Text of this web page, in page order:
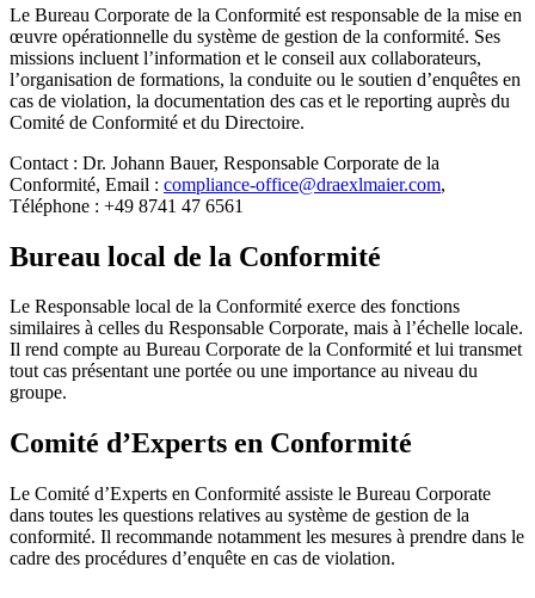
Romania
Română
Serbia
Српски / Srpski
United Kingdom
Le Bureau Corporate de la Conformité est responsable de la mise en
œuvre opérationnelle du système de gestion de la conformité. Ses
missions incluent l’information et le conseil aux collaborateurs,
l’organisation de formations, la conduite ou le soutien d’enquêtes en
cas de violation, la documentation des cas et le reporting auprès du
Comité de Conformité et du Directoire.
Contact : Dr. Johann Bauer, Responsable Corporate de la
Conformité, Email : compliance-office@draexlmaier.com,
Téléphone : +49 8741 47 6561
Bureau local de la Conformité
Le Responsable local de la Conformité exerce des fonctions
similaires à celles du Responsable Corporate, mais à l’échelle locale.
Il rend compte au Bureau Corporate de la Conformité et lui transmet
tout cas présentant une portée ou une importance au niveau du
groupe.
Comité d’Experts en Conformité
Le Comité d’Experts en Conformité assiste le Bureau Corporate
dans toutes les questions relatives au système de gestion de la
conformité. Il recommande notamment les mesures à prendre dans le
cadre des procédures d’enquête en cas de violation.